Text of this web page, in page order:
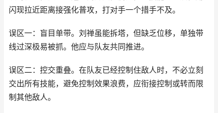
闪现拉近距离接强化普攻，打对手一个措手不及。
误区一：盲目单带。刘禅虽能拆塔，但缺乏位移，单独带
线过深极易被抓。他应与队友共同推进。
误区二：控交重叠。在队友已经控制住敌人时，不必立刻
交出所有技能，避免控制效果浪费，应衔接控制或转而限
制其他敌人。